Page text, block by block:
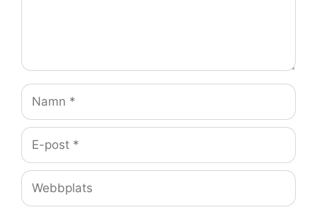
Namn
E-
post
Webbplats